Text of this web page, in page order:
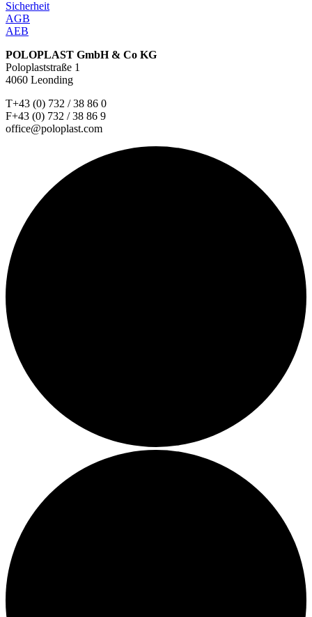
Sicherheit
AGB
AEB
POLOPLAST GmbH & Co KG
Poloplaststraße 1
4060 Leonding
T+43 (0) 732 / 38 86 0
F+43 (0) 732 / 38 86 9
office@poloplast.com